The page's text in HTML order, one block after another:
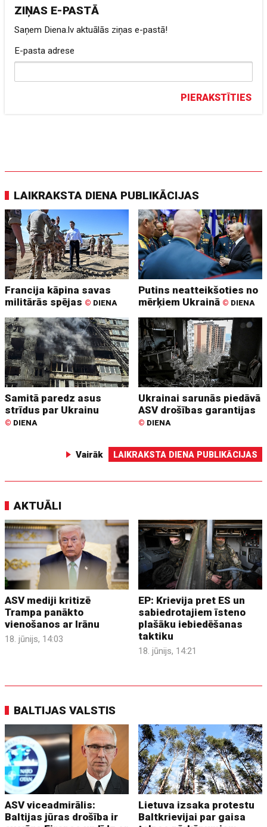
ZIŅAS E-PASTĀ
Saņem Diena.lv aktuālās ziņas e-pastā!
E-pasta adrese
PIERAKSTĪTIES
LAIKRAKSTA DIENA PUBLIKĀCIJAS
Francija kāpina savas
militārās spējas © DIENA
Putins neatteikšoties no
mērķiem Ukrainā © DIENA
Samitā paredz asus
strīdus par Ukrainu
© DIENA
Ukrainai sarunās piedāvā
ASV drošības garantijas
© DIENA
Vairāk LAIKRAKSTA DIENA PUBLIKĀCIJAS
AKTUĀLI
ASV mediji kritizē
Trampa panākto
vienošanos ar Irānu
18. jūnijs, 14:03
EP: Krievija pret ES un
sabiedrotajiem īsteno
plašāku iebiedēšanas
taktiku
18. jūnijs, 14:21
BALTIJAS VALSTIS
ASV viceadmirālis:
Baltijas jūras drošība ir
Lietuva izsaka protestu
Baltkrievijai par gaisa